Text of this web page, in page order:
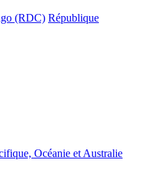
(RDC) République
Océanie et Australie